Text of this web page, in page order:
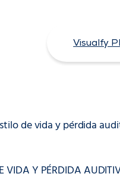
Visualfy
de vida y pérdida
VIDA Y PÉRDIDA